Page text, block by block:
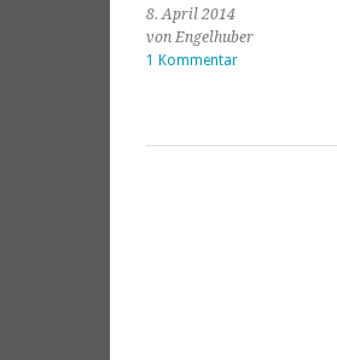
8. April 2014
von Engelhuber
1 Kommentar